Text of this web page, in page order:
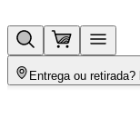
Entrega ou retirada?